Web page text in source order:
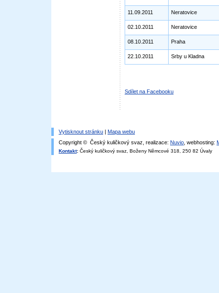
11.09.2011 Neratovice
02.10.2011 Neratovice
08.10.2011 Praha
22.10.2011 Srby u Kladna
Sdílet na Facebooku
Vytisknout stránku | Mapa webu
Copyright © Český kuličkový svaz, realizace: Nuvio , webhosting:
Kontakt: Český kuličkový svaz, Boženy Němcové 318, 250 82 Úvaly